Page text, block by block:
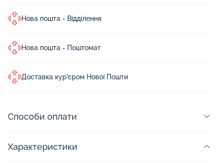
Нова пошта - Відділення
Нова пошта - Поштомат
Доставка кур'єром Нової Пошти
Способи оплати
Характеристики